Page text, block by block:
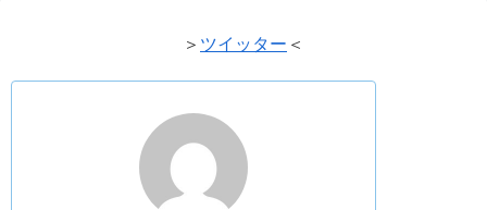
＞ ツイッター ＜